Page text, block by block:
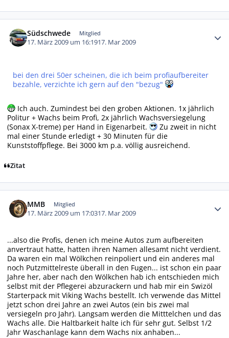
Südschwede Mitglied
17. März 2009 um 16:1917. Mar 2009
bei den drei 50er scheinen, die ich beim profiaufbereiter
bezahle, verzichte ich gern auf den "bezug"
Ich auch. Zumindest bei den groben Aktionen. 1x jährlich
Politur + Wachs beim Profi, 2x jährlich Wachsversiegelung
(Sonax X-treme) per Hand in Eigenarbeit.
Zu zweit in nicht
mal einer Stunde erledigt + 30 Minuten für die
Kunststoffpflege. Bei 3000 km p.a. völlig ausreichend.
Zitat
MMB Mitglied
17. März 2009 um 17:0317. Mar 2009
...also die Profis, denen ich meine Autos zum aufbereiten
anvertraut hatte, hatten ihren Namen allesamt nicht verdient.
Da waren ein mal Wölkchen reinpoliert und ein anderes mal
noch Putzmittelreste überall in den Fugen... ist schon ein paar
Jahre her, aber nach den Wölkchen hab ich entschieden mich
selbst mit der Pflegerei abzurackern und hab mir ein Swizöl
Starterpack mit Viking Wachs bestellt. Ich verwende das Mittel
jetzt schon drei Jahre an zwei Autos (ein bis zwei mal
versiegeln pro Jahr). Langsam werden die Mitttelchen und das
Wachs alle. Die Haltbarkeit halte ich für sehr gut. Selbst 1/2
Jahr Waschanlage kann dem Wachs nix anhaben...